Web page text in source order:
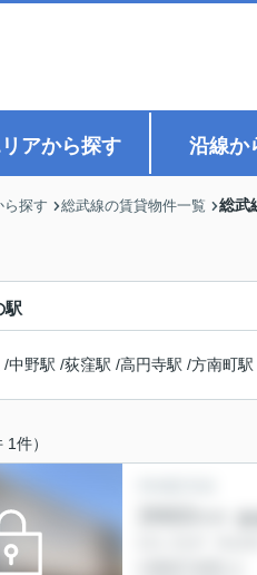
アから探す 沿線か
ら探す 総武線の賃貸物件一覧 総武
駅
/中野駅 /荻窪駅 /高円寺駅 /方南町駅
件）